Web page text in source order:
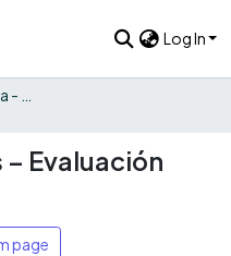
Log In
Evaluación
page